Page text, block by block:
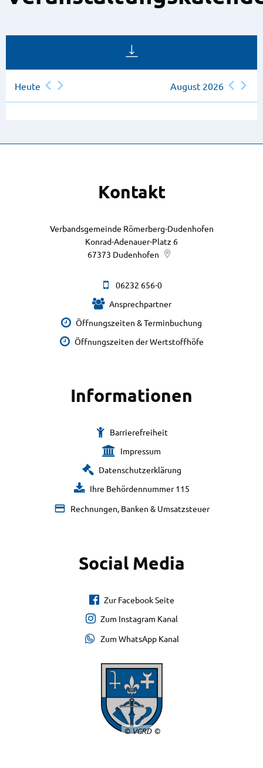
Heute August 2026
Kontakt
Verbandsgemeinde Römerberg-Dudenhofen
Konrad-Adenauer-Platz 6
67373 Dudenhofen
06232 656-0
Ansprechpartner
Öffnungszeiten & Terminbuchung
Öffnungszeiten der Wertstoffhöfe
Informationen
Barrierefreiheit
Impressum
Datenschutzerklärung
Ihre Behördennummer 115
Rechnungen, Banken & Umsatzsteuer
Social Media
Zur Facebook Seite
Zum Instagram Kanal
Zum WhatsApp Kanal
© VGRD